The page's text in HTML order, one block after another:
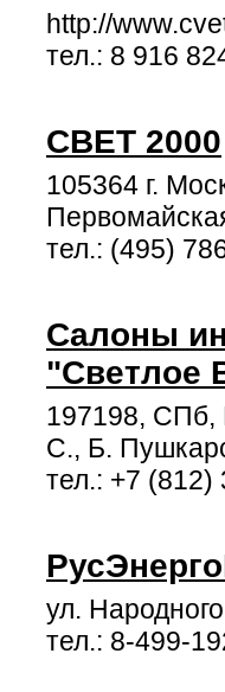
http://
тел.: 8 916
СВЕТ 2000
105364 г.
тел.: (495)
Салоны
"Светлое
197198,
С., Б.
тел.: +7
ул.
тел.: 8-499-